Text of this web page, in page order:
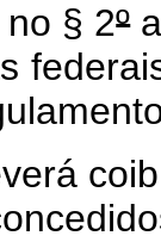
§ 2º